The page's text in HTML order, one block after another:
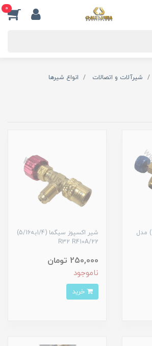
0
شیرآلات و اتصالات
انواع شیرها
شیر اکسپوز (1/4 به 1/4) مدل
شیر اکسپوز سیگما (1/4به5/16)
R32 R410A/22
250,000 تومان
ناموجود